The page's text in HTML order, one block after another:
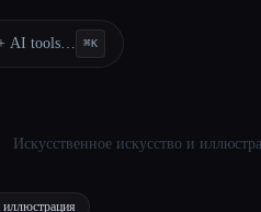
AI tools… ⌘K
Искусственное искусство и
иллюстрация